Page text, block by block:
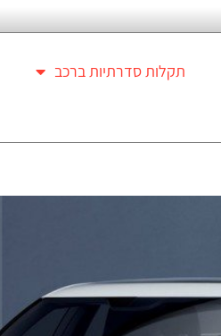
תקלות סדרתיות ברכב